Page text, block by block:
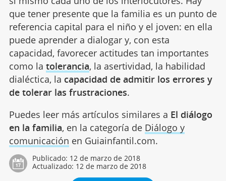
que tener presente que la familia es un punto de
referencia capital para el niño y el joven: en ella
puede aprender a dialogar y, con esta
capacidad, favorecer actitudes tan importantes
como la tolerancia, la asertividad, la habilidad
dialéctica, la capacidad de admitir los errores y
de tolerar las frustraciones.
Puedes leer más artículos similares a El diálogo
en la familia, en la categoría de Diálogo y
comunicación en Guiainfantil.com.
Publicado: 12 de marzo de 2018
Actualizado: 12 de marzo de 2018